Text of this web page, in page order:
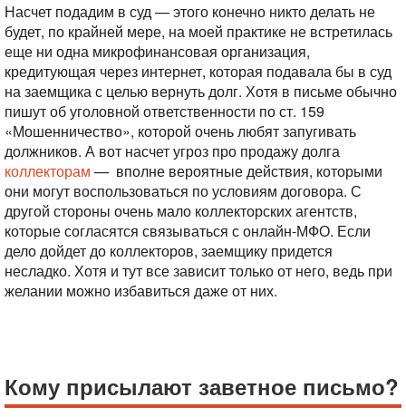
Насчет подадим в суд — этого конечно никто делать не
будет, по крайней мере, на моей практике не встретилась
еще ни одна микрофинансовая организация,
кредитующая через интернет, которая подавала бы в суд
на заемщика с целью вернуть долг. Хотя в письме обычно
пишут об уголовной ответственности по ст. 159
«Мошенничество», которой очень любят запугивать
должников. А вот насчет угроз про продажу долга
коллекторам — вполне вероятные действия, которыми
они могут воспользоваться по условиям договора. С
другой стороны очень мало коллекторских агентств,
которые согласятся связываться с онлайн-МФО. Если
дело дойдет до коллекторов, заемщику придется
несладко. Хотя и тут все зависит только от него, ведь при
желании можно избавиться даже от них.
Кому присылают заветное письмо?